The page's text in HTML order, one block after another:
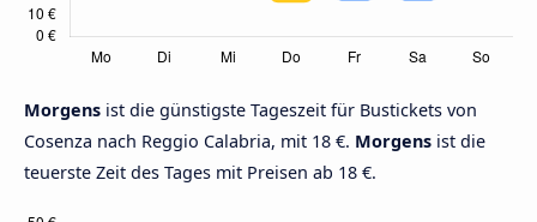
Morgens ist die günstigste Tageszeit für Bustickets von
Cosenza nach Reggio Calabria, mit 18 €. Morgens ist die
teuerste Zeit des Tages mit Preisen ab 18 €.